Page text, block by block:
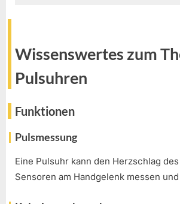
Wissenswertes zum
Pulsuhren
Funktionen
Pulsmessung
Eine Pulsuhr kann den Herzschlag
Sensoren am Handgelenk messen